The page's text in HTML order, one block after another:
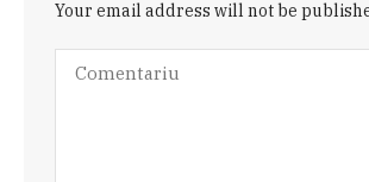
Your email address will not be